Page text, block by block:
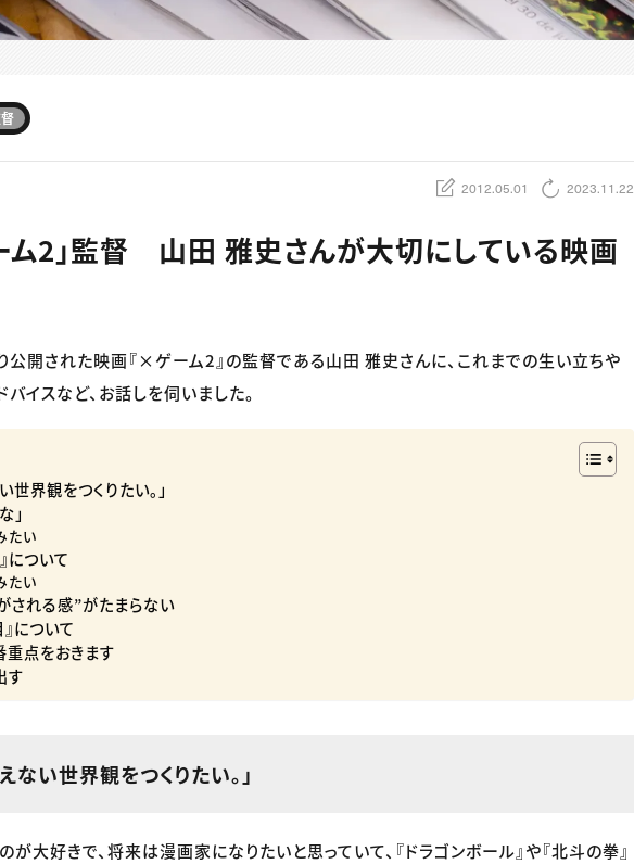
2012.05.01 2023.11.22
ム2」監督 山田 雅史さんが大切にしている映画
開された映画『×ゲーム2』の監督である山田 雅史さんに、これまでの生い立ちや
イスなど、お話しを伺いました。
世界観をつくりたい。」
」
たい
について
たい
される感”がたまらない
について
点をおきます
す
ない世界観をつくりたい。」
大好きで、将来は漫画家になりたいと思っていて、『ドラゴンボール』や『北斗の拳』